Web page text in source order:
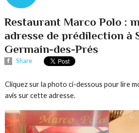
Restaurant Marco Polo :
adresse de prédilection à
Germain-des-Prés
Share
Cliquez sur la photo ci-dessous pour lire
avis sur cette adresse.